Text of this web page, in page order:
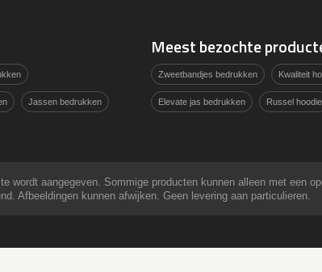
Jassen bedrukken
Meest bezochte
Zweetbandjes bedrukken Kwaliteit
Elevate jas bedrukken Russel hoodie
aangegeven. Sommige producten kunnen alleen met een
Afbeeldingen kunnen afwijken. Geen levering aan particulieren.